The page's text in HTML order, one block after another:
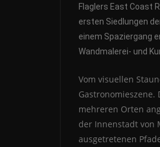
Flaglers East Coast
ersten Siedlungen
einem Spaziergang
Wandmalerei- und
Vom visuellen
mehreren Orten
der Innenstadt von
ausgetretenen